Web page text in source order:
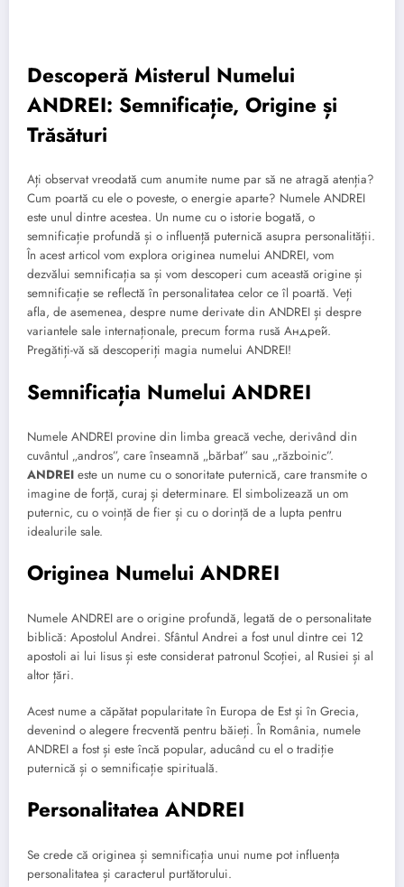
Descoperă Misterul Numelui
ANDREI: Semnificație, Origine și
Trăsături
Ați observat vreodată cum anumite nume par să ne atragă atenția?
Cum poartă cu ele o poveste, o energie aparte? Numele ANDREI
este unul dintre acestea. Un nume cu o istorie bogată, o
semnificație profundă și o influență puternică asupra personalității.
În acest articol vom explora originea numelui ANDREI, vom
dezvălui semnificația sa și vom descoperi cum această origine și
semnificație se reflectă în personalitatea celor ce îl poartă. Veți
afla, de asemenea, despre nume derivate din ANDREI și despre
variantele sale internaționale, precum forma rusă Андре́й.
Pregătiți-vă să descoperiți magia numelui ANDREI!
Semnificația Numelui ANDREI
Numele ANDREI provine din limba greacă veche, derivând din
cuvântul „andros”, care înseamnă „bărbat” sau „războinic”.
ANDREI este un nume cu o sonoritate puternică, care transmite o
imagine de forță, curaj și determinare. El simbolizează un om
puternic, cu o voință de fier și cu o dorință de a lupta pentru
idealurile sale.
Originea Numelui ANDREI
Numele ANDREI are o origine profundă, legată de o personalitate
biblică: Apostolul Andrei. Sfântul Andrei a fost unul dintre cei 12
apostoli ai lui Iisus și este considerat patronul Scoției, al Rusiei și al
altor țări.
Acest nume a căpătat popularitate în Europa de Est și în Grecia,
devenind o alegere frecventă pentru băieți. În România, numele
ANDREI a fost și este încă popular, aducând cu el o tradiție
puternică și o semnificație spirituală.
Personalitatea ANDREI
Se crede că originea și semnificația unui nume pot influența
personalitatea și caracterul purtătorului.